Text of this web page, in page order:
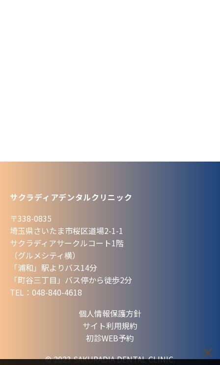
サクラディアデンタルクリニック
〒338-0835
埼玉県さいたま市桜区道場2-1-1
サクラディアサークルコート1階
（グルメシティ横）
「浦和」駅よりバス14分
「町谷三丁目」バス停から徒歩2分
TEL：048-840-4618
個人情報保護方針
サイト利用規約
初診WEB予約
© 2023 SAKURADIA DENTAL CLINIC.